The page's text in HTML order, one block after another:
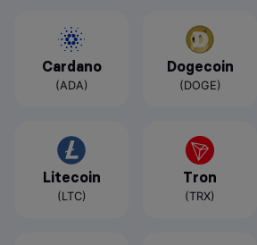
Cardano
(ADA)
Dogecoin
(DOGE)
Litecoin
(LTC)
Tron
(TRX)